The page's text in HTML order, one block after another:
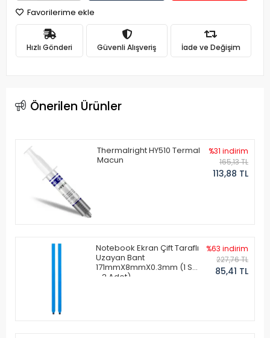
Favorilerime ekle
Hızlı Gönderi Güvenli Alışveriş İade ve Değişim
Önerilen Ürünler
Thermalright HY510 Termal
Macun
%31 indirim
165,13 TL
113,88 TL
Notebook Ekran Çift Taraflı
Uzayan Bant
171mmX8mmX0.3mm (1 Set
- 2 Adet)
%63 indirim
227,76 TL
85,41 TL